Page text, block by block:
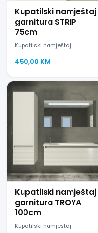
Kupatilski namještaj
garnitura STRIP
75cm
Kupatilski namještaj
450,00 KM
Kupatilski namještaj
garnitura TROYA
100cm
Kupatilski namještaj